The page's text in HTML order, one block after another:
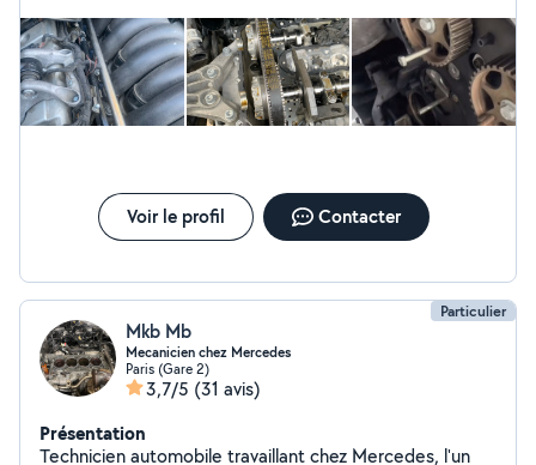
Voir le profil Contacter
Particulier
Mkb Mb
Mecanicien chez Mercedes
Paris (Gare 2)
3,7/5 (31 avis)
Présentation
Technicien automobile travaillant chez Mercedes, l'un